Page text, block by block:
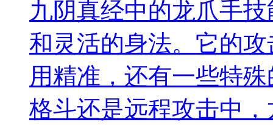
九阴真经中的龙爪手
和灵活的身法。它的
用精准，还有一些特
格斗还是远程攻击中